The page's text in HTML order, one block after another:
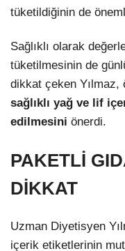
tüketildiğinin de
Sağlıklı olarak
tüketilmesinin de
dikkat çeken Yılmaz,
sağlıklı yağ ve lif
edilmesini önerdi.
PAKETLİ
DİKKAT
Uzman Diyetisyen
içerik etiketlerinin